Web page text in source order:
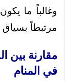
وغالباً ما
مرتبطاً بسياق
مقارنة بين
في المنام